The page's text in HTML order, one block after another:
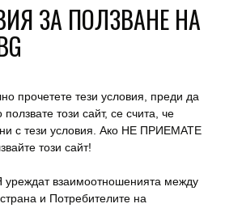
ЗА ПОЛЗВАНЕ НА
прочетете тези условия, преди да
ползвате този сайт, се счита, че
с тези условия. Ако НЕ ПРИЕМАТЕ
този сайт!
взаимоотношенията между
и Потребителите на